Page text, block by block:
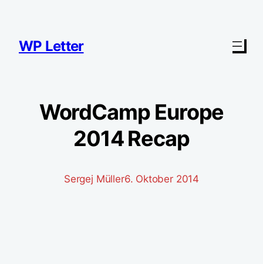
springen
WP Letter
WordCamp Europe
2014 Recap
Sergej Müller6. Oktober 2014